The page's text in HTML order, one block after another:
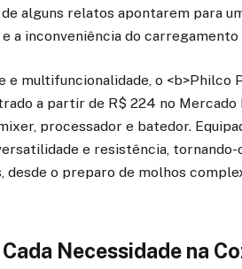
alguns relatos apontarem para
a inconveniência do carregamento
multifuncionalidade, o <b>Philco
a partir de R$ 224 no
processador e batedor.
e resistência,
desde o preparo de molhos
Necessidade na